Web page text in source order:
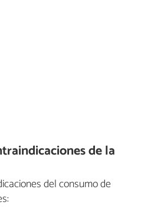
de la
del consumo de